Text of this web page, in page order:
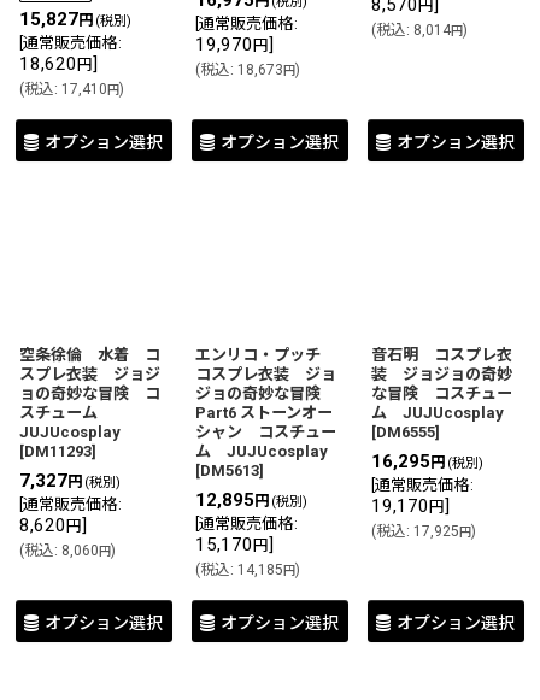
15,827円 (税別)
通常販売価格:
18,620 円]
(税込: 17,410円)
オプション選択
通常販売価格:
19,970 円]
(税込: 18,673円)
オプション選択
8,570 円
(税込: 8,014円)
オプション選択
空条徐倫 水着 コ
スプレ衣装 ジョジ
ョの奇妙な冒険 コ
スチューム
JUJUcosplay
[DM11293]
7,327円 (税別)
通常販売価格:
8,620 円]
(税込: 8,060円)
オプション選択
エンリコ・プッチ
コスプレ衣装 ジョ
ジョの奇妙な冒険
Part6 ストーンオー
シャン コスチュー
ム JUJUcosplay
[DM5613]
12,895 円 (税別)
通常販売価格:
15,170 円]
(税込: 14,185円)
オプション選択
音石明 コスプレ衣
装 ジョジョの奇妙
な冒険 コスチュー
ム JUJUcosplay
[DM6555]
16,295 円 (税別)
通常販売価格:
19,170 円]
(税込: 17,925円)
オプション選択